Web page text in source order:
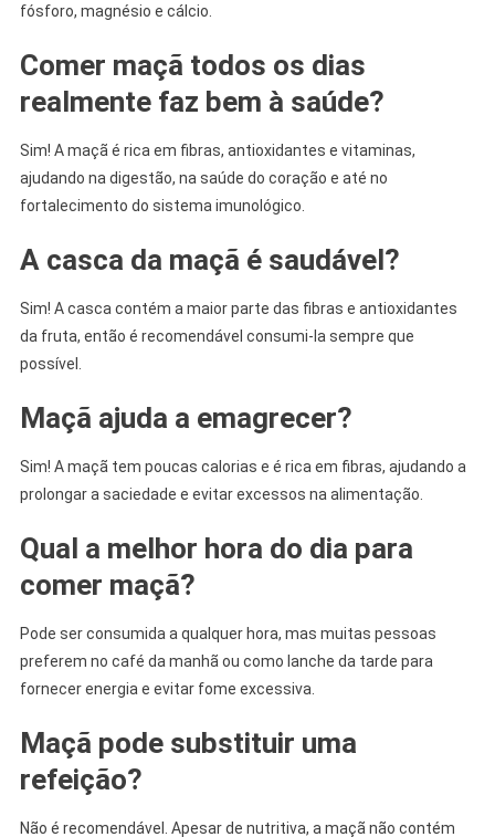
fósforo, magnésio e cálcio.
Comer maçã todos os dias
realmente faz bem à saúde?
Sim! A maçã é rica em fibras, antioxidantes e vitaminas,
ajudando na digestão, na saúde do coração e até no
fortalecimento do sistema imunológico.
A casca da maçã é saudável?
Sim! A casca contém a maior parte das fibras e antioxidantes
da fruta, então é recomendável consumi-la sempre que
possível.
Maçã ajuda a emagrecer?
Sim! A maçã tem poucas calorias e é rica em fibras, ajudando a
prolongar a saciedade e evitar excessos na alimentação.
Qual a melhor hora do dia para
comer maçã?
Pode ser consumida a qualquer hora, mas muitas pessoas
preferem no café da manhã ou como lanche da tarde para
fornecer energia e evitar fome excessiva.
Maçã pode substituir uma
refeição?
Não é recomendável. Apesar de nutritiva, a maçã não contém